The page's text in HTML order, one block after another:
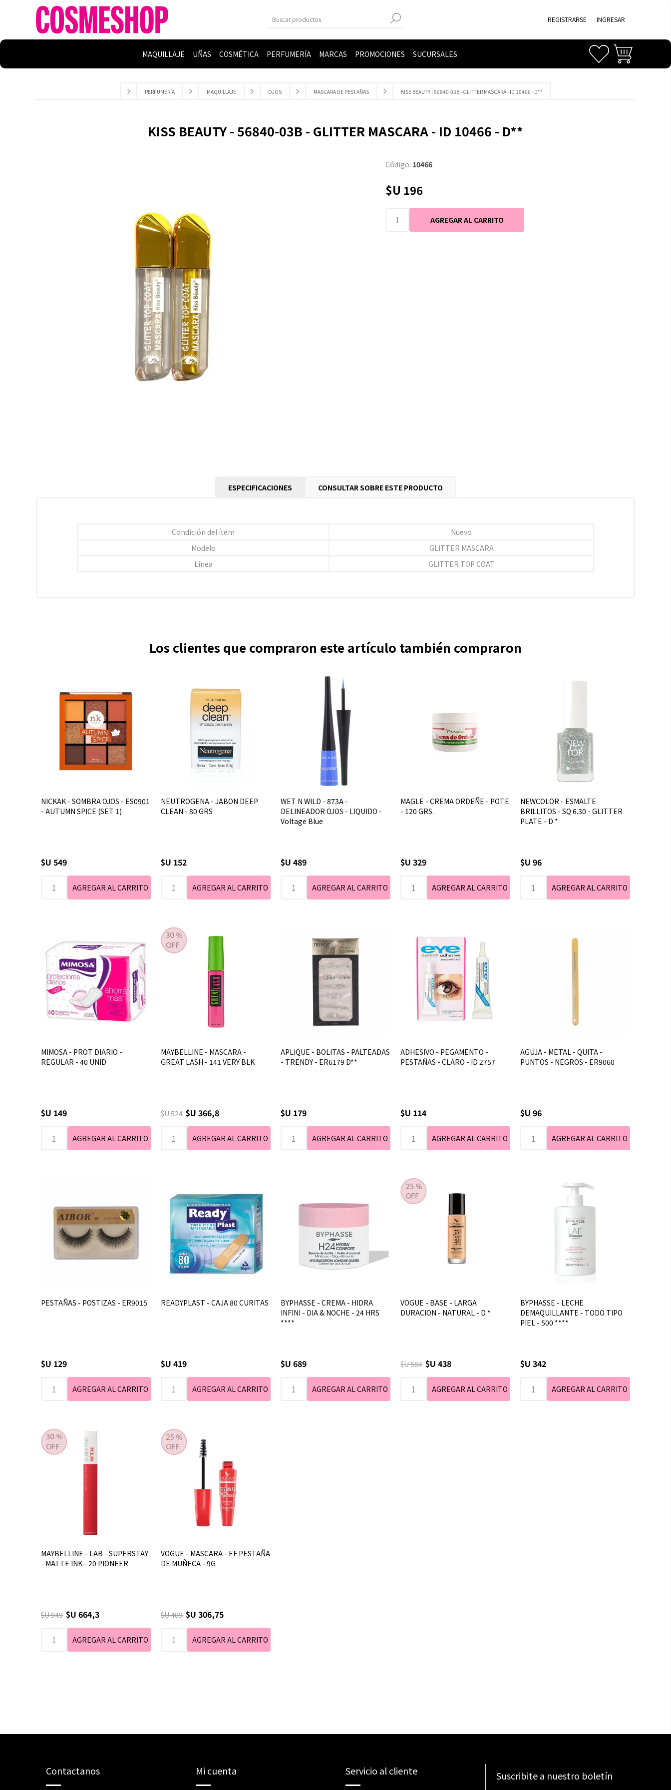
REGISTRARSE INGRESAR
MAQUILLAJE UÑAS COSMÉTICA PERFUMERÍA MARCAS PROMOCIONES SUCURSALES
PERFUMERÍA MAQUILLAJE OJOS MASCARA DE PESTAÑAS KISS BEAUTY - 56840-03B - GLITTER MASCARA - ID 10466 - D**
KISS BEAUTY - 56840-03B - GLITTER MASCARA - ID 10466 - D**
Código: 10466
$U 196
ESPECIFICACIONES CONSULTAR SOBRE ESTE PRODUCTO
Condición del ítem
Nuevo
Modelo
GLITTER MASCARA
Línea
GLITTER TOP COAT
Los clientes que compraron este artículo también compraron
NICKAK - SOMBRA OJOS - ES0901
- AUTUMN SPICE (SET 1)
$U 549
NEUTROGENA - JABON DEEP
CLEAN - 80 GRS
$U 152
WET N WILD - 873A -
DELINEADOR OJOS - LIQUIDO -
Voltage Blue
$U 489
MAGLE - CREMA ORDEÑE - POTE
- 120 GRS.
$U 329
NEWCOLOR - ESMALTE
BRILLITOS - SQ 6.30 - GLITTER
PLATE - D *
$U 96
MIMOSA - PROT DIARIO -
REGULAR - 40 UNID
$U 149
MAYBELLINE - MASCARA -
GREAT LASH - 141 VERY BLK
$U 524 $U 366,8
APLIQUE - BOLITAS - PALTEADAS
- TRENDY - ER6179 D**
$U 179
ADHESIVO - PEGAMENTO -
PESTAÑAS - CLARO - ID 2757
$U 114
AGUJA - METAL - QUITA -
PUNTOS - NEGROS - ER9060
$U 96
PESTAÑAS - POSTIZAS - ER9015
$U 129
READYPLAST - CAJA 80 CURITAS
$U 419
BYPHASSE - CREMA - HIDRA
INFINI - DIA & NOCHE - 24 HRS
****
$U 689
VOGUE - BASE - LARGA
DURACION - NATURAL - D *
$U 584 $U 438
BYPHASSE - LECHE
DEMAQUILLANTE - TODO TIPO
PIEL - 500 ****
$U 342
MAYBELLINE - LAB - SUPERSTAY
- MATTE INK - 20 PIONEER
$U 949 $U 664,3
VOGUE - MASCARA - EF PESTAÑA
DE MUÑECA - 9G
$U 409 $U 306,75
Contactanos Mi cuenta Servicio al cliente Suscribite a nuestro boletín